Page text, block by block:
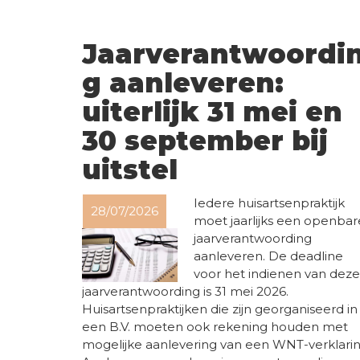
g aanleveren:
uiterlijk 31 mei en
30 september bij
uitstel
28/07/2026
Iedere huisartsenpraktijk
moet jaarlijks een
jaarverantwoording
aanleveren. De deadline
voor het indienen van deze
jaarverantwoording is 31 mei 2026.
Huisartsenpraktijken die zijn georganiseerd in
een B.V. moeten ook rekening houden met
mogelijke aanlevering van een WNT-